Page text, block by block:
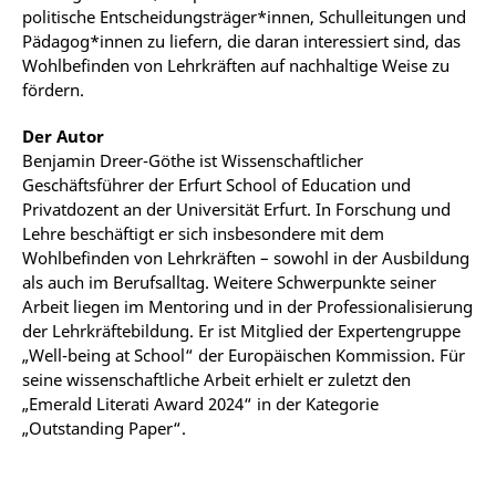
politische Entscheidungsträger*innen, Schulleitungen und
Pädagog*innen zu liefern, die daran interessiert sind, das
Wohlbefinden von Lehrkräften auf nachhaltige Weise zu
fördern.
Der Autor
Benjamin Dreer-Göthe ist Wissenschaftlicher
Geschäftsführer der Erfurt School of Education und
Privatdozent an der Universität Erfurt. In Forschung und
Lehre beschäftigt er sich insbesondere mit dem
Wohlbefinden von Lehrkräften – sowohl in der Ausbildung
als auch im Berufsalltag. Weitere Schwerpunkte seiner
Arbeit liegen im Mentoring und in der Professionalisierung
der Lehrkräftebildung. Er ist Mitglied der Expertengruppe
„Well-being at School“ der Europäischen Kommission. Für
seine wissenschaftliche Arbeit erhielt er zuletzt den
„Emerald Literati Award 2024“ in der Kategorie
„Outstanding Paper“.